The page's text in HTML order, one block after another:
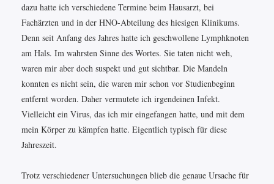
dazu hatte ich verschiedene Termine beim Hausarzt, bei
Fachärzten und in der HNO-Abteilung des hiesigen Klinikums.
Denn seit Anfang des Jahres hatte ich geschwollene Lymphknoten
am Hals. Im wahrsten Sinne des Wortes. Sie taten nicht weh,
waren mir aber doch suspekt und gut sichtbar. Die Mandeln
konnten es nicht sein, die waren mir schon vor Studienbeginn
entfernt worden. Daher vermutete ich irgendeinen Infekt.
Vielleicht ein Virus, das ich mir eingefangen hatte, und mit dem
mein Körper zu kämpfen hatte. Eigentlich typisch für diese
Jahreszeit.
Trotz verschiedener Untersuchungen blieb die genaue Ursache für